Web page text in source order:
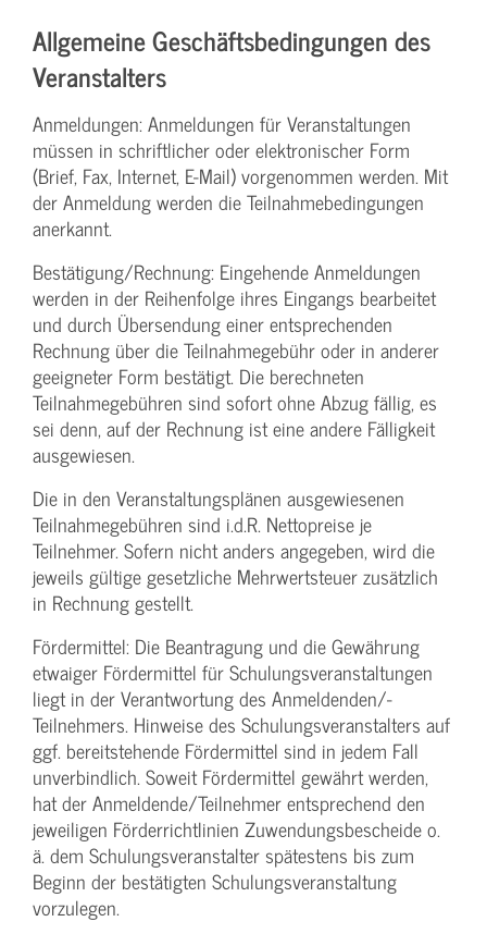
Allgemeine Geschäftsbedingungen des
Veranstalters
Anmeldungen: Anmeldungen für Veranstaltungen
müssen in schriftlicher oder elektronischer Form
(Brief, Fax, Internet, E-Mail) vorgenommen werden. Mit
der Anmeldung werden die Teilnahme­bedingungen
anerkannt.
Bestätigung­/Rechnung: Eingehende Anmeldungen
werden in der Reihenfolge ihres Eingangs bearbeitet
und durch Übersendung einer entsprechenden
Rechnung über die Teilnahmegebühr oder in anderer
geeigneter Form bestätigt. Die berechneten
Teilnahmegebühren sind sofort ohne Abzug fällig, es
sei denn, auf der Rechnung ist eine andere Fälligkeit
ausgewiesen.
Die in den Veranstaltungsplänen ausgewiesenen
Teilnahmegebühren sind i.d.R. Nettopreise je
Teilnehmer. Sofern nicht anders angegeben, wird die
jeweils gültige gesetzliche Mehrwertsteuer zusätzlich
in Rechnung gestellt.
Fördermittel: Die Beantragung und die Gewährung
etwaiger Fördermittel für Schulungs­veranstaltungen
liegt in der Verantwortung des Anmeldenden/­
Teilnehmers. Hinweise des Schulungs­veranstalters auf
ggf. bereitstehende Fördermittel sind in jedem Fall
unverbindlich. Soweit Fördermittel gewährt werden,
hat der Anmeldende/­Teilnehmer entsprechend den
jeweiligen Förderrichtlinien Zuwendungs­bescheide o.
ä. dem Schulungs­veranstalter spätestens bis zum
Beginn der bestätigten Schulungs­veranstaltung
vorzulegen.